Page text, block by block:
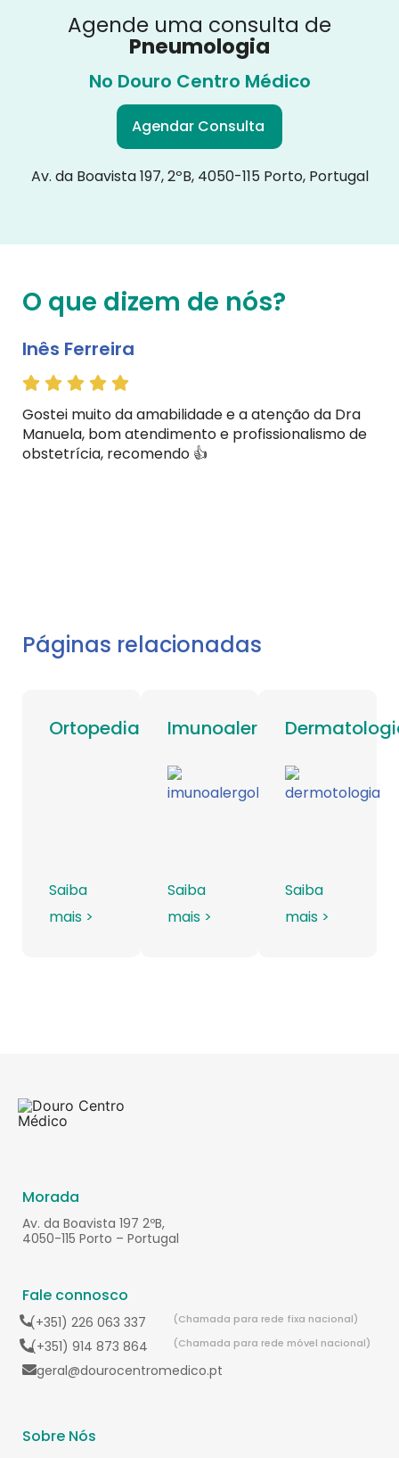
Agende uma consulta de
Pneumologia
No Douro Centro Médico
Agendar Consulta
Av. da Boavista 197, 2ºB, 4050-115 Porto, Portugal
O que dizem de nós?
Inês Ferreira
Gostei muito da amabilidade e a atenção da Dra
Manuela, bom atendimento e profissionalismo de
obstetrícia, recomendo 👍
Páginas relacionadas
Ortopedia
Saiba
mais >
Imunoalergologia
Saiba
mais >
Saiba
mais >
Morada
Av. da Boavista 197 2ºB,
4050-115 Porto – Portugal
Fale connosco
(+351) 226 063 337 (Chamada para rede fixa nacional)
(+351) 914 873 864 (Chamada para rede móvel nacional)
geral@dourocentromedico.pt
Sobre Nós